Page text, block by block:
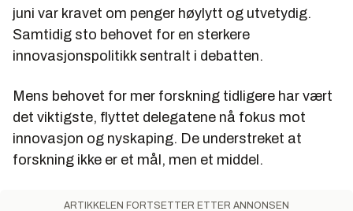
juni var kravet om penger høylytt og utvetydig.
Samtidig sto behovet for en sterkere
innovasjonspolitikk sentralt i debatten.
Mens behovet for mer forskning tidligere har vært
det viktigste, flyttet delegatene nå fokus mot
innovasjon og nyskaping. De understreket at
forskning ikke er et mål, men et middel.
ARTIKKELEN FORTSETTER ETTER ANNONSEN